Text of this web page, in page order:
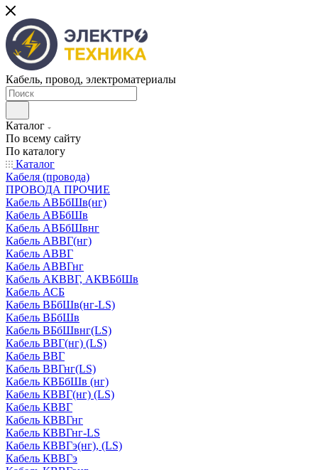
Кабель, провод, электроматериалы
Каталог
По всему сайту
По каталогу
Каталог
Кабеля (провода)
ПРОВОДА ПРОЧИЕ
Кабель АВБбШв(нг)
Кабель АВБбШв
Кабель АВБбШвнг
Кабель АВВГ(нг)
Кабель АВВГ
Кабель АВВГнг
Кабель АКВВГ, АКВБбШв
Кабель АСБ
Кабель ВБбШв(нг-LS)
Кабель ВБбШв
Кабель ВБбШвнг(LS)
Кабель ВВГ(нг) (LS)
Кабель ВВГ
Кабель ВВГнг(LS)
Кабель КВБбШв (нг)
Кабель КВВГ(нг) (LS)
Кабель КВВГ
Кабель КВВГнг
Кабель КВВГнг-LS
Кабель КВВГэ(нг), (LS)
Кабель КВВГэ